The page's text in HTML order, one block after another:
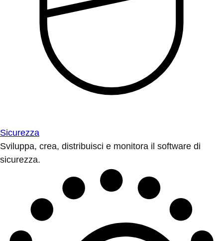
Sicurezza
Sviluppa, crea, distribuisci e monitora il software di
sicurezza.